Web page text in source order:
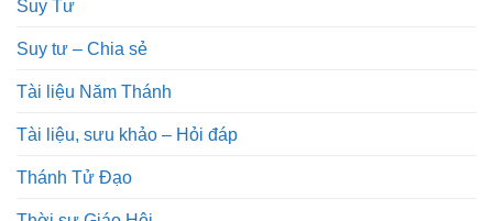
Suy Tư
Suy tư – Chia sẻ
Tài liệu Năm Thánh
Tài liệu, sưu khảo – Hỏi đáp
Thánh Tử Đạo